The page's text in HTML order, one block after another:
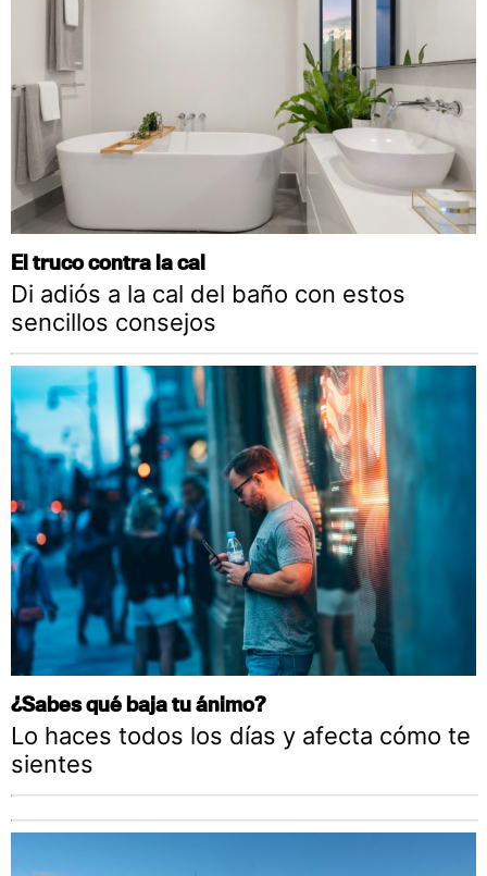
El truco contra la cal
Di adiós a la cal del baño con estos
sencillos consejos
¿Sabes qué baja tu ánimo?
Lo haces todos los días y afecta cómo te
sientes